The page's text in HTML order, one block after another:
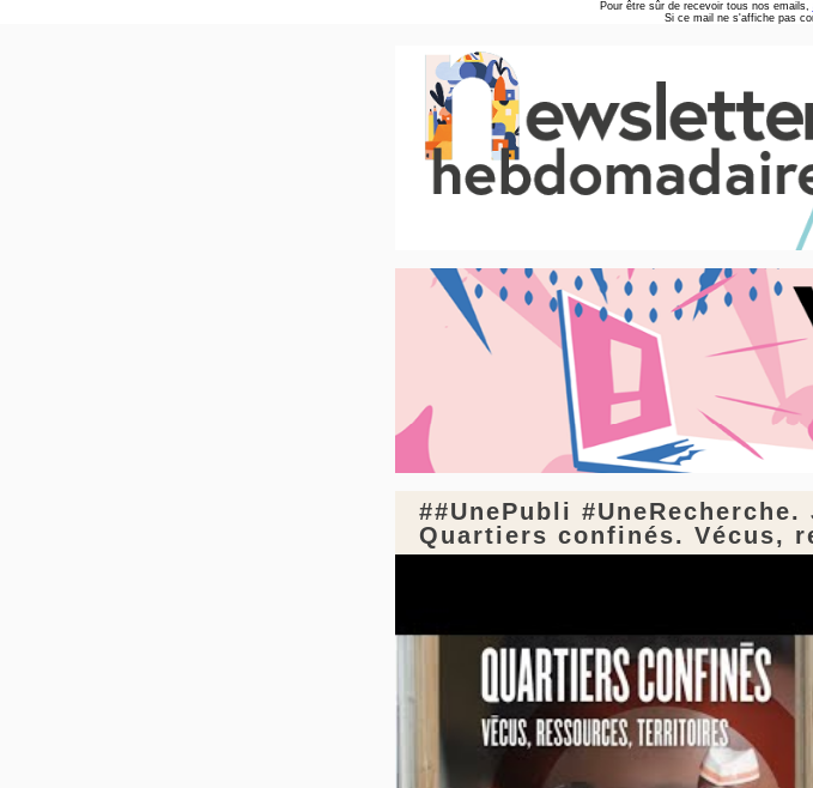
Pour être sûr de recevoir tous nos emails,
Si ce mail ne s'affiche pas
##UnePubli
Quartiers confinés. Vécus,